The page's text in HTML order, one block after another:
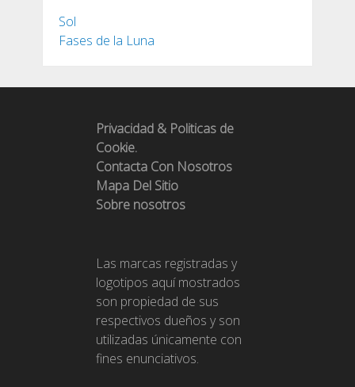
Sol
Fases de la Luna
Privacidad & Politicas de
Cookie.
Contacta Con Nosotros
Mapa Del Sitio
Sobre nosotros
Las marcas registradas y
logotipos aquí mostrados
son propiedad de sus
respectivos dueños y son
utilizadas únicamente con
fines enunciativos.